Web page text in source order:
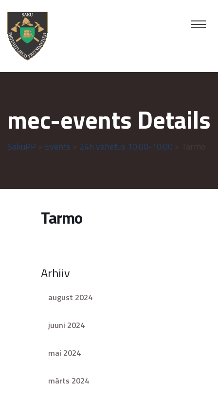
mec-events Details
SakuPP Events 24h vahetus 10:00-10:00
Tarmo
Arhiiv
august 2024
juuni 2024
mai 2024
märts 2024